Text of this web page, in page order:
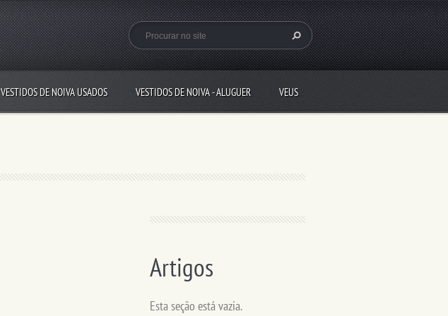
VESTIDOS DE NOIVA USADOS VESTIDOS DE NOIVA - ALUGUER VEUS
Artigos
Esta seção está vazia.